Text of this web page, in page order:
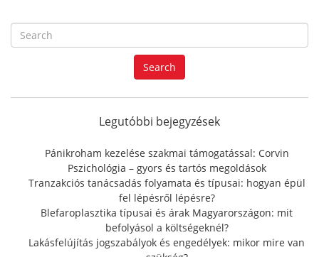
e
a
r
f
r
:
Search
Legutóbbi bejegyzések
Pánikroham kezelése szakmai támogatással: Corvin
Pszichológia – gyors és tartós megoldások
Tranzakciós tanácsadás folyamata és típusai: hogyan épül
fel lépésről lépésre?
Blefaroplasztika típusai és árak Magyarországon: mit
befolyásol a költségeknél?
Lakásfelújítás jogszabályok és engedélyek: mikor mire van